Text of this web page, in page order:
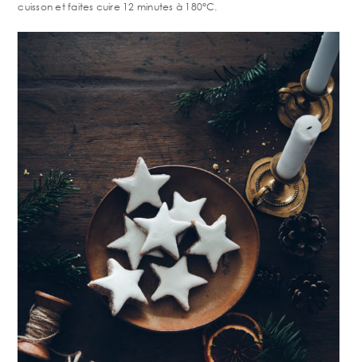
cuisson et faites cuire 12 minutes à 180°C.